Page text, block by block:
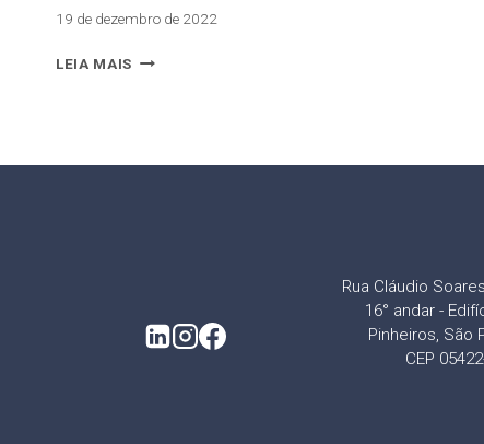
19 de dezembro de 2022
LEIA MAIS
Rua Cláudio
16° andar -
Pinheiros, São
CEP